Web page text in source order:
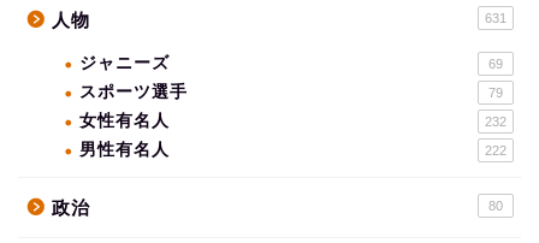
人物 631
ジャニーズ 69
スポーツ選手 79
女性有名人 232
男性有名人 222
政治 80